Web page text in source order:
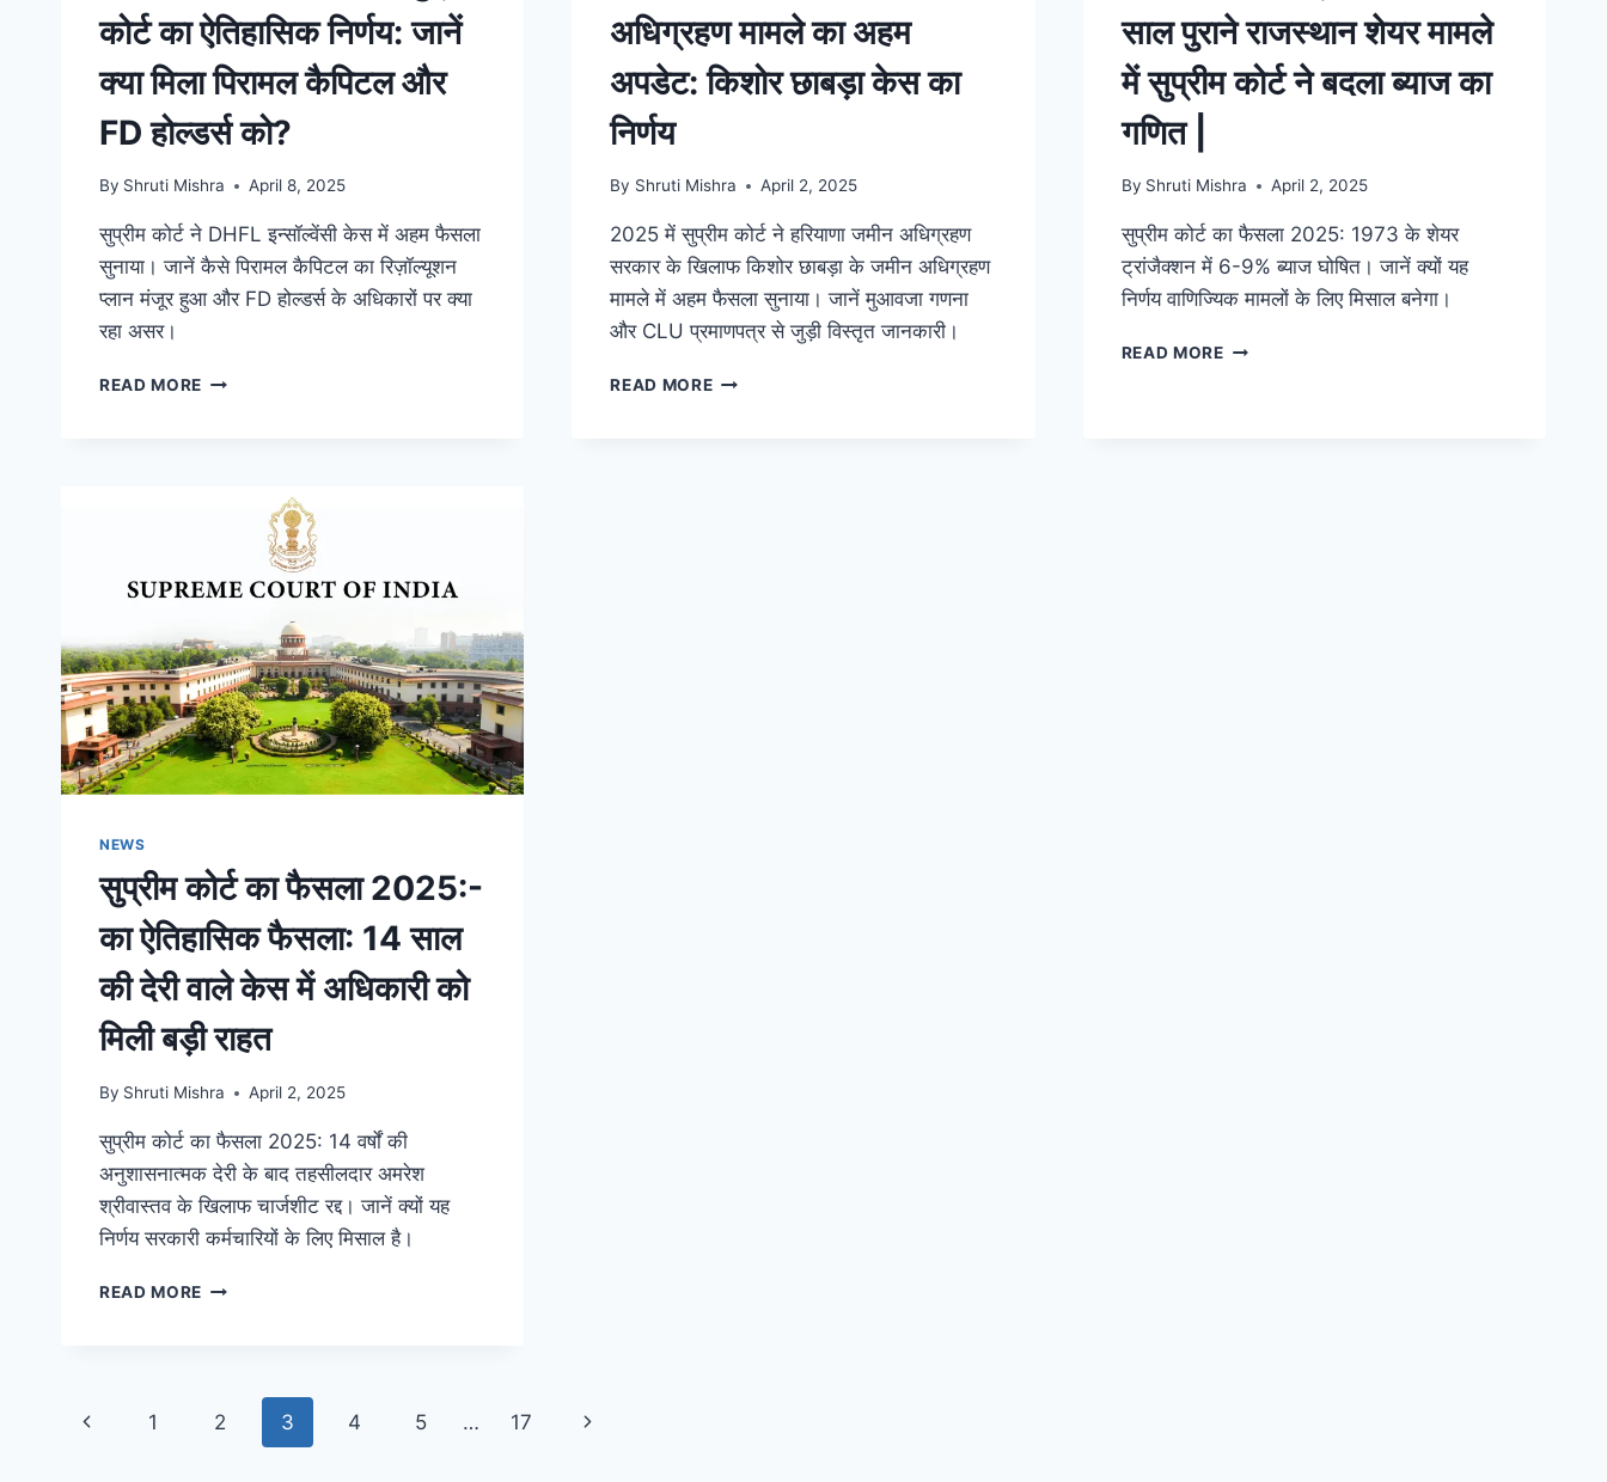
कोर्ट का ऐतिहासिक निर्णय: जानें
क्या मिला पिरामल कैपिटल और
FD होल्डर्स को?
By Shruti Mishra April 8, 2025
सुप्रीम कोर्ट ने DHFL इन्सॉल्वेंसी केस में अहम फैसला
सुनाया। जानें कैसे पिरामल कैपिटल का रिज़ॉल्यूशन
प्लान मंजूर हुआ और FD होल्डर्स के अधिकारों पर क्या
रहा असर।
READ MORE
अधिग्रहण मामले का अहम
अपडेट: किशोर छाबड़ा केस का
निर्णय
By Shruti Mishra April 2, 2025
2025 में सुप्रीम कोर्ट ने हरियाणा जमीन अधिग्रहण
सरकार के खिलाफ किशोर छाबड़ा के जमीन अधिग्रहण
मामले में अहम फैसला सुनाया। जानें मुआवजा गणना
और CLU प्रमाणपत्र से जुड़ी विस्तृत जानकारी।
READ MORE
साल पुराने राजस्थान शेयर मामले
में सुप्रीम कोर्ट ने बदला ब्याज का
गणित |
By Shruti Mishra April 2, 2025
सुप्रीम कोर्ट का फैसला 2025: 1973 के शेयर
ट्रांजैक्शन में 6-9% ब्याज घोषित। जानें क्यों यह
निर्णय वाणिज्यिक मामलों के लिए मिसाल बनेगा।
READ MORE
NEWS
सुप्रीम कोर्ट का फैसला 2025:-
का ऐतिहासिक फैसला: 14 साल
की देरी वाले केस में अधिकारी को
मिली बड़ी राहत
By Shruti Mishra April 2, 2025
सुप्रीम कोर्ट का फैसला 2025: 14 वर्षों की
अनुशासनात्मक देरी के बाद तहसीलदार अमरेश
श्रीवास्तव के खिलाफ चार्जशीट रद्द। जानें क्यों यह
निर्णय सरकारी कर्मचारियों के लिए मिसाल है।
READ MORE
1 2 3 4 5 … 17